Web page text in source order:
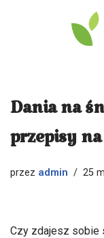
Dania na
przepisy
przez admin 25
Czy zdajesz sobie